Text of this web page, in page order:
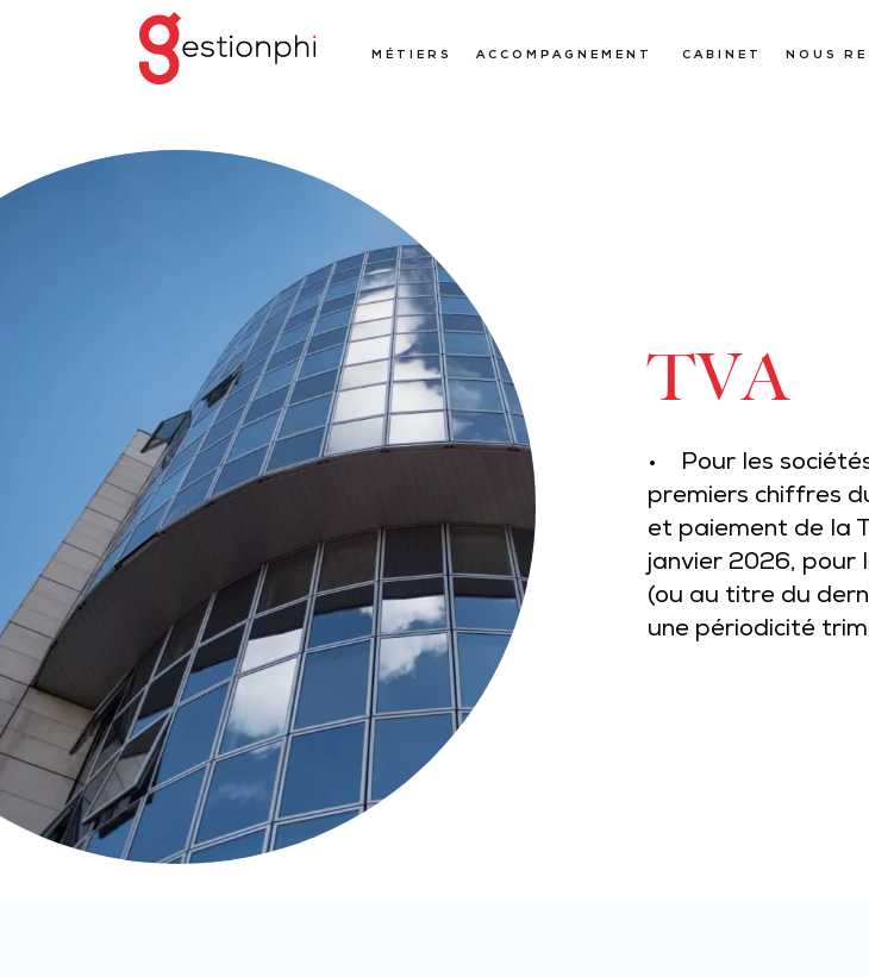
MÉTIERS ACCOMPAGNEMENT CABINET NOUS
TVA
• Pour les
premiers chiffres
et paiement de la
janvier 2026, pour
(ou au titre du
une périodicité